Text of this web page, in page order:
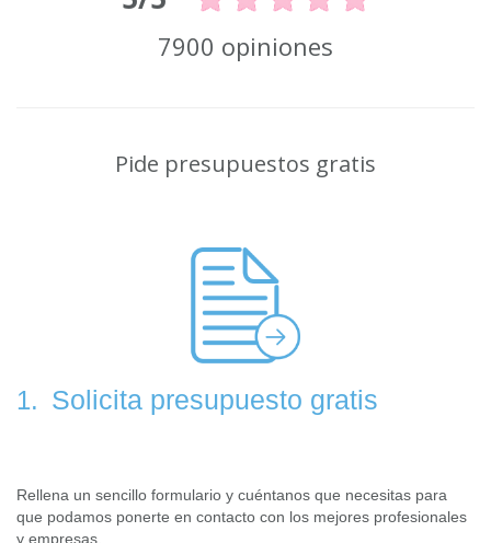
7900 opiniones
Pide presupuestos gratis
1. Solicita presupuesto gratis
Rellena un sencillo formulario y cuéntanos que necesitas para
que podamos ponerte en contacto con los mejores profesionales
y empresas.